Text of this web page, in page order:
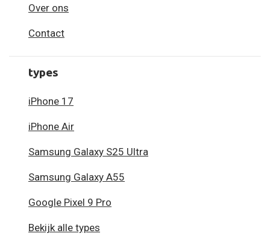
Over ons
Contact
types
iPhone 17
iPhone Air
Samsung Galaxy S25 Ultra
Samsung Galaxy A55
Google Pixel 9 Pro
Bekijk alle types